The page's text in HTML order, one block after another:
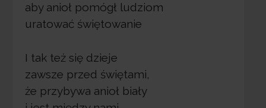
aby anioł pomógł ludziom
uratować świętowanie
I tak też się dzieje
zawsze przed świętami,
że przybywa anioł biały